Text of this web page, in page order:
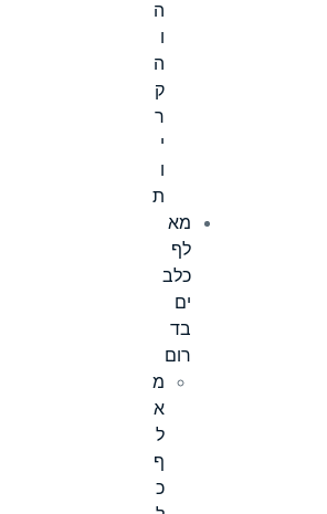
ה
ו
ה
ק
ר
י
ו
ת
מא
לף
כלב
ים
בד
רום
מ
א
ל
ף
כ